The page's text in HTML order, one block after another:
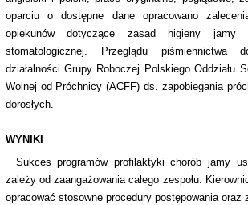
oparciu o dostępne dane opracowano
opiekunów dotyczące zasad higieny jamy
stomatologicznej. Przeglądu piśmiennictwa
działalności Grupy Roboczej Polskiego Oddziału
Wolnej od Próchnicy (ACFF) ds. zapobiegania
dorosłych.
WYNIKI
Sukces programów profilaktyki chorób jamy
zależy od zaangażowania całego zespołu.
opracować stosowne procedury postępowania oraz